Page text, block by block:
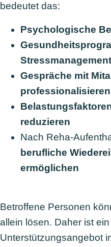
bedeutet das:
Psychologische
Stressmanagement
Gespräche mit
professionalisieren
reduzieren
Nach Reha-
berufliche
ermöglichen
Betroffene Personen
allein lösen. Daher ist
Unterstützungsangebot